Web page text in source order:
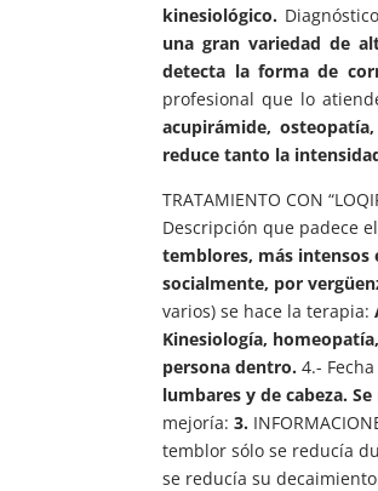
kinesiológico.
una gran variedad de
detecta la forma de
profesional que lo
acupirámide,
reduce tanto la
TRATAMIENTO CON
Descripción que padece
temblores, más intensos
socialmente, por
varios) se hace la terapia:
Kinesiología,
persona dentro. 4.-
lumbares y de cabeza.
mejoría:3.
temblor sólo se reducía
se reducía su